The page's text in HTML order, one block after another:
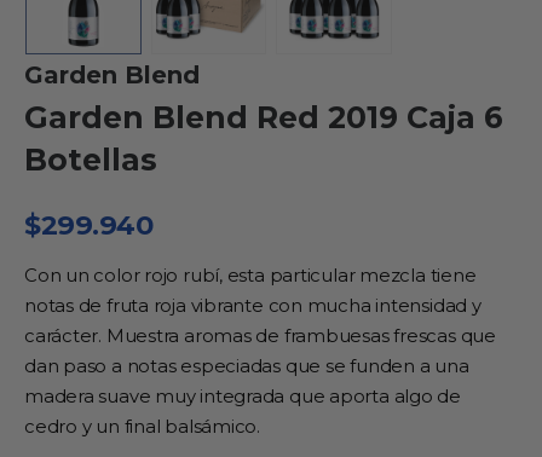
Garden Blend
Garden Blend Red 2019 Caja 6
Botellas
$299.940
Con un color rojo rubí, esta particular mezcla tiene
notas de fruta roja vibrante con mucha intensidad y
carácter. Muestra aromas de frambuesas frescas que
dan paso a notas especiadas que se funden a una
madera suave muy integrada que aporta algo de
cedro y un final balsámico.